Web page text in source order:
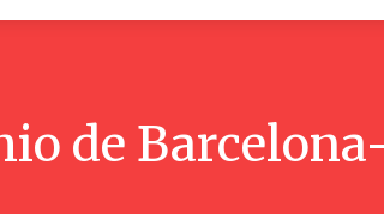
de